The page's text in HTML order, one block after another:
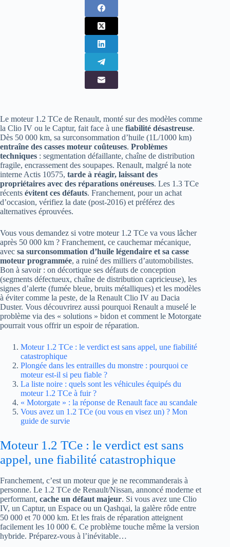
Le moteur 1.2 TCe de Renault, monté sur des modèles comme
la Clio IV ou le Captur, fait face à une fiabilité désastreuse.
Dès 50 000 km, sa surconsommation d’huile (1L/1000 km)
entraîne des casses moteur coûteuses. Problèmes
techniques : segmentation défaillante, chaîne de distribution
fragile, encrassement des soupapes. Renault, malgré la note
interne Actis 10575, tarde à réagir, laissant des
propriétaires avec des réparations onéreuses. Les 1.3 TCe
récents évitent ces défauts. Franchement, pour un achat
d’occasion, vérifiez la date (post-2016) et préférez des
alternatives éprouvées.
Vous vous demandez si votre moteur 1.2 TCe va vous lâcher
après 50 000 km ? Franchement, ce cauchemar mécanique,
avec sa surconsommation d’huile légendaire et sa casse
moteur programmée, a ruiné des milliers d’automobilistes.
Bon à savoir : on décortique ses défauts de conception
(segments défectueux, chaîne de distribution capricieuse), les
signes d’alerte (fumée bleue, bruits métalliques) et les modèles
à éviter comme la peste, de la Renault Clio IV au Dacia
Duster. Vous découvrirez aussi pourquoi Renault a muselé le
problème via des « solutions » bidon et comment le Motorgate
pourrait vous offrir un espoir de réparation.
Moteur 1.2 TCe : le verdict est sans appel, une fiabilité
catastrophique
Plongée dans les entrailles du monstre : pourquoi ce
moteur est-il si peu fiable ?
La liste noire : quels sont les véhicules équipés du
moteur 1.2 TCe à fuir ?
« Motorgate » : la réponse de Renault face au scandale
Vous avez un 1.2 TCe (ou vous en visez un) ? Mon
guide de survie
Moteur 1.2 TCe : le verdict est sans
appel, une fiabilité catastrophique
Franchement, c’est un moteur que je ne recommanderais à
personne. Le 1.2 TCe de Renault/Nissan, annoncé moderne et
performant, cache un défaut majeur. Si vous avez une Clio
IV, un Captur, un Espace ou un Qashqai, la galère rôde entre
50 000 et 70 000 km. Et les frais de réparation atteignent
facilement les 10 000 €. Ce problème touche même la version
hybride. Préparez-vous à l’inévitable…